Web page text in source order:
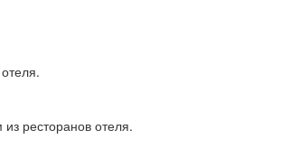
ресторанов отеля.